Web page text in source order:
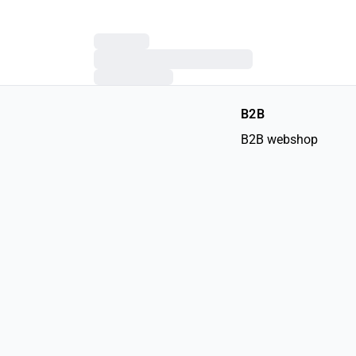
B2B
B2B webshop